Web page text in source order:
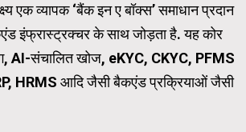
एक व्यापक ‘बैंक इन ए बॉक्स’ समाधान प्रदान
इंफ्रास्ट्रक्चर के साथ जोड़ता है. यह कोर
AI-संचालित खोज, eKYC, CKYC, PFMS
HRMS आदि जैसी बैकएंड प्रक्रियाओं जैसी